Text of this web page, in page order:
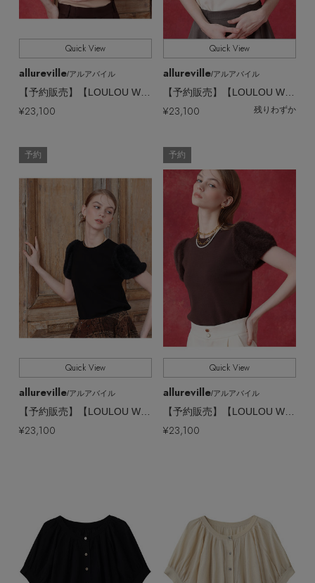
Quick View
allureville/アルアバイル
【予約販売】【LOULOU WILLOUGHBY】ファースリーブプルオーバー
¥23,100 残りわずか
Quick View
allureville/アルアバイル
【予約販売】【LOULOU WILLOUGHBY】ファースリーブプルオーバー
¥23,100
予約
Quick View
allureville/アルアバイル
【予約販売】【LOULOU WILLOUGHBY】ファースリーブプルオーバー
¥23,100
予約
Quick View
allureville/アルアバイル
【予約販売】【LOULOU WILLOUGHBY】ファースリーブプルオーバー
¥23,100